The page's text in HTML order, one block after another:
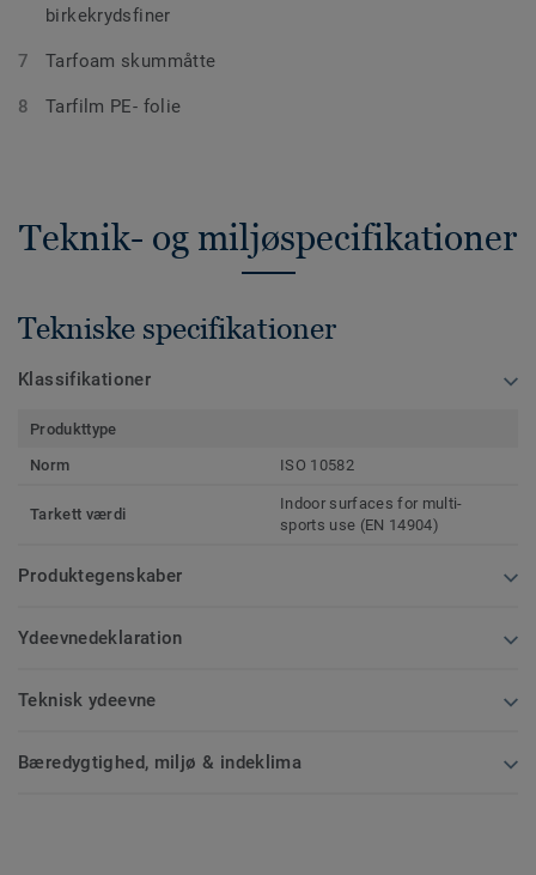
birkekrydsfiner
Tarfoam skummåtte
Tarfilm PE- folie
Teknik- og miljøspecifikationer
Tekniske specifikationer
Klassifikationer
Produkttype
Norm
ISO 10582
Tarkett værdi
Indoor surfaces for multi-
sports use (EN 14904)
Produktegenskaber
Ydeevnedeklaration
Teknisk ydeevne
Bæredygtighed, miljø & indeklima